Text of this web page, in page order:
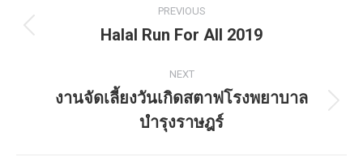
navigation
PREVIOUS
Previous
Halal Run For All 2019
NEXT
post:
งานจัดเลี้ยงวันเกิดสตาฟโรงพยาบาล
บำรุงราษฎร์